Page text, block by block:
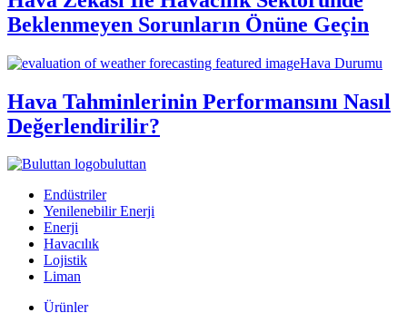
Beklenmeyen Sorunların Önüne Geçin
Hava Durumu
Hava Tahminlerinin Performansını Nasıl
Değerlendirilir?
buluttan
Endüstriler
Yenilenebilir Enerji
Enerji
Havacılık
Lojistik
Liman
Ürünler